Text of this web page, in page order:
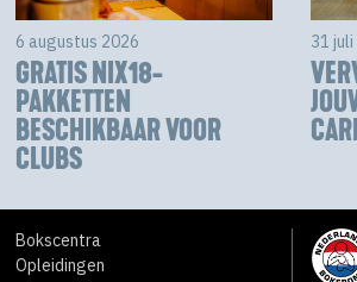
6 augustus 2026
GRATIS NIX18-
PAKKETTEN
BESCHIKBAAR VOOR
CLUBS
31
Bokscentra
Opleidingen